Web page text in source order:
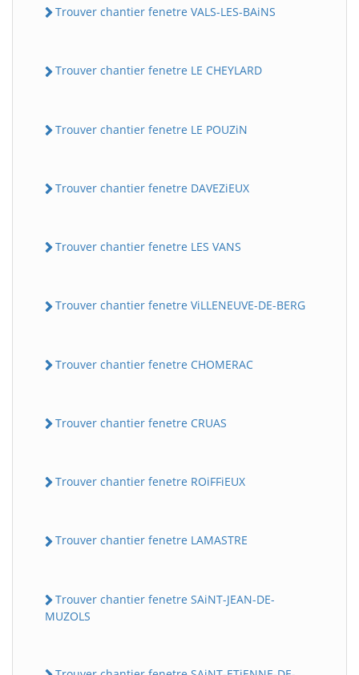
Trouver chantier fenetre VALS-LES-BAiNS
Trouver chantier fenetre LE CHEYLARD
Trouver chantier fenetre LE POUZiN
Trouver chantier fenetre DAVEZiEUX
Trouver chantier fenetre LES VANS
Trouver chantier fenetre ViLLENEUVE-DE-BERG
Trouver chantier fenetre CHOMERAC
Trouver chantier fenetre CRUAS
Trouver chantier fenetre ROiFFiEUX
Trouver chantier fenetre LAMASTRE
Trouver chantier fenetre SAiNT-JEAN-DE-
MUZOLS